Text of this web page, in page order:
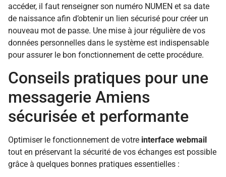
accéder, il faut renseigner son numéro NUMEN et sa date
de naissance afin d’obtenir un lien sécurisé pour créer un
nouveau mot de passe. Une mise à jour régulière de vos
données personnelles dans le système est indispensable
pour assurer le bon fonctionnement de cette procédure.
Conseils pratiques pour une
messagerie Amiens
sécurisée et performante
Optimiser le fonctionnement de votre interface webmail
tout en préservant la sécurité de vos échanges est possible
grâce à quelques bonnes pratiques essentielles :